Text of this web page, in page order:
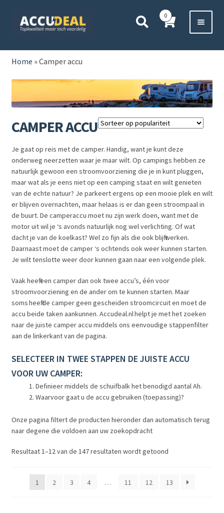
door
naar
direct
naar
HOME
AUTO
BOOT
MOTOR
CAMPER
VRACHTWAGEN
OVERIGE
LADERS & ACCESSOIRES
SOORTEN
Home »Camper accu
CAMPER ACCU
Je gaat op reis met de camper. Handig, want je kunt deze
onderweg neerzetten waar je maar wilt. Op campings hebben ze
natuurlijk gewoon een stroomvoorziening die je in kunt pluggen,
maar wat als je eens niet op een camping staat en wilt genieten
van de echte natuur? Je parkeert ergens op een mooie plek en wilt
er blijven overnachten, maar helaas is er dan geen stroompaal in
de buurt. De camperaccu moet nu zijn werk doen, want met de
motor uit wil je ‘s avonds natuurlijk nog wel verlichting. Of wat
dacht je van de koelkast? Wel zo fijn als die ook blijft werken.
Daarnaast moet de camper ‘s ochtends ook weer kunnen starten.
Je wilt tenslotte weer door kunnen gaan naar een volgende plek.
Vaak heeft een camper dan ook twee accu’s, één voor
stroomvoorziening en de ander om te kunnen starten. Maar
soms heeft de camper geen gescheiden stroomcircuit en moet de
accu beide taken aankunnen. Accudeal.nl helpt je met het zoeken
naar de juiste camper accu middels ons eenvoudige stappenfilter
aan de linkerkant van de pagina.
SELECTEER IN TWEE STAPPEN DE JUISTE ACCU
VOOR UW CAMPER:
Definieer middels de schuifbalk het benodigd aantal Ah.
Waarvoor gaat u de accu gebruiken (toepassing)?
Onze pagina filtert de producten hieronder dan automatisch terug
naar degene die voldoen aan uw zoekopdracht
Resultaat 1–12 van de 147 resultaten wordt getoond
1 2 3 4 … 11 12 13
0